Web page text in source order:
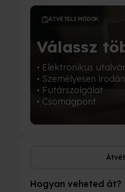
ÁTVÉTELI MÓDOK
Válassz
• Elektronikus
• Személyesen
• Futárszolgálat
• Csomagpont
Hogyan veheted át?